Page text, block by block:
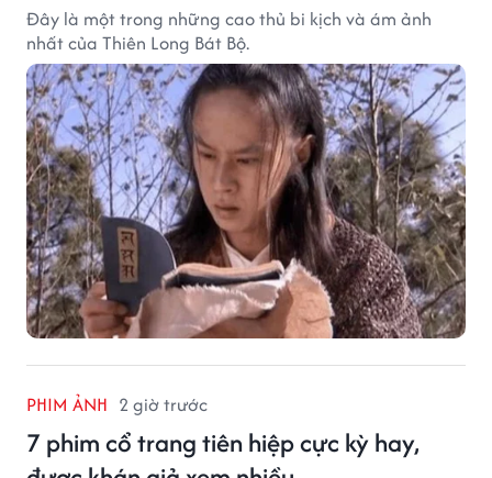
Đây là một trong những cao thủ bi kịch và ám ảnh
nhất của Thiên Long Bát Bộ.
PHIM ẢNH 2 giờ trước
7 phim cổ trang tiên hiệp cực kỳ hay,